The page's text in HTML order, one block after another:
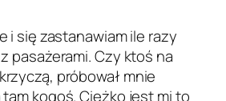
i się zastanawiam ile razy
pasażerami. Czy ktoś na
próbował mnie
kogoś. Ciężko jest mi to